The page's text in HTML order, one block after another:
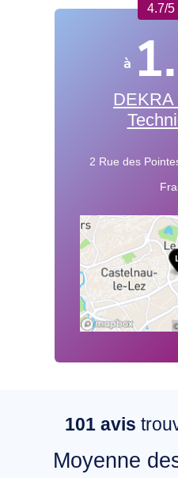
4.7/
à
2 Rue des
101 avis
Moyenne